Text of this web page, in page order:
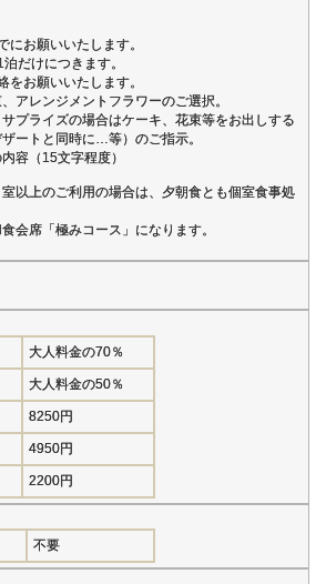
にお願いいたします。
だけにつきます。
をお願いいたします。
レンジメントフラワーのご選択。
プライズの場合はケーキ、花束等をお出しする
ートと同時に…等）のご指示。
容（15文字程度）
以上のご利用の場合は、夕朝食とも個室食事処
会席「極みコース」になります。
大人料金の70％
大人料金の50％
8250円
4950円
2200円
不要